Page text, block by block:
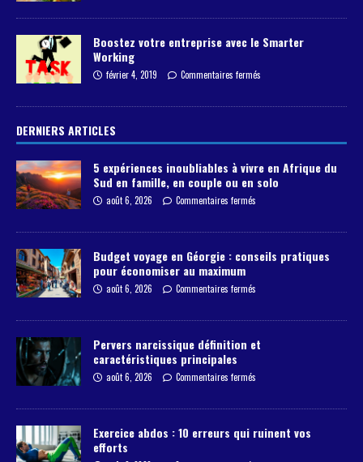
Boostez votre entreprise avec le Smarter
Working
février 4, 2019 Commentaires fermés
DERNIERS ARTICLES
5 expériences inoubliables à vivre en Afrique du
Sud en famille, en couple ou en solo
août 6, 2026 Commentaires fermés
Budget voyage en Géorgie : conseils pratiques
pour économiser au maximum
août 6, 2026 Commentaires fermés
Pervers narcissique définition et
caractéristiques principales
août 6, 2026 Commentaires fermés
Exercice abdos : 10 erreurs qui ruinent vos
efforts